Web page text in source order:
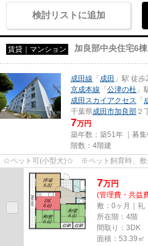
検討リストに追加
賃貸｜マンション 加良部中央住宅6棟
成田線 「成田 」駅 徒
京成本線 「公津の杜 」
成田スカイアクセス
「
千葉県成田市加良部 ２
7万円
築年数：築51年 ｜募集
階数：4階建
☆ペット可(小型犬)☆ ※ペット飼育時、敷
7万円
(管理費・共益
敷：0ヶ月｜礼
所在階：4階
間取り：3DK
面積：53.39㎡